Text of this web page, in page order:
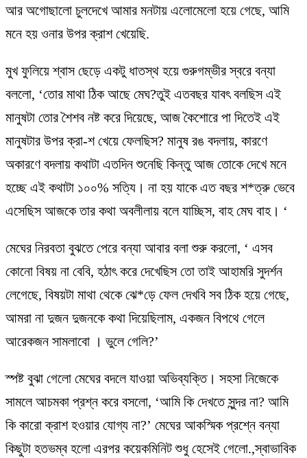
আর অগোছালো চুলদেখে আমার মনটায় এলোমেলো হয়ে গেছে, আমি
মনে হয় ওনার উপর ক্রাশ খেয়েছি.
মুখ ফুলিয়ে শ্বাস ছেড়ে একটু ধাতস্থ হয়ে গুরুগম্ভীর স্বরে বন্যা
বললো, ‘তোর মাথা ঠিক আছে মেঘ?তুই এতবছর যাবৎ বলছিস এই
মানুষটা তোর শৈশব নষ্ট করে দিয়েছে, আজ কৈশোরে পা দিতেই এই
মানুষটার উপর ক্রা-শ খেয়ে ফেলছিস? মানুষ রঙ বদলায়, কারণে
অকারণে বদলায় কথাটা এতদিন শুনেছি কিন্তু আজ তোকে দেখে মনে
হচ্ছে এই কথাটা ১০০% সত্যি। না হয় যাকে এত বছর শ*ত্রু ভেবে
এসেছিস আজকে তার কথা অবলীলায় বলে যাচ্ছিস, বাহ মেঘ বাহ। ‘
মেঘের নিরবতা বুঝতে পেরে বন্যা আবার বলা শুরু করলো, ‘ এসব
কোনো বিষয় না বেবি, হঠাৎ করে দেখেছিস তো তাই আহামরি সুদর্শন
লেগেছে, বিষয়টা মাথা থেকে ঝে*ড়ে ফেল দেখবি সব ঠিক হয়ে গেছে,
আমরা না দুজন দুজনকে কথা দিয়েছিলাম, একজন বিপথে গেলে
আরেকজন সামলাবো । ভুলে গেলি?’
স্পষ্ট বুঝা গেলো মেঘের বদলে যাওয়া অভিব্যক্তি। সহসা নিজেকে
সামলে আচমকা প্রশ্ন করে বসলো, ‘আমি কি দেখতে সুন্দর না? আমি
কি কারো ক্রাশ হওয়ার যোগ্য না?’ মেঘের আকস্মিক প্রশ্নে বন্যা
কিছুটা হতভম্ব হলো এরপর কয়েকমিনিট শুধু হেসেই গেলো.,স্বাভাবিক